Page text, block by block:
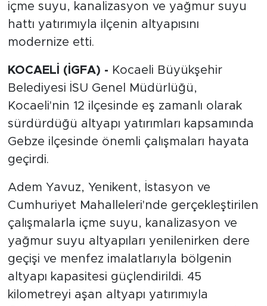
içme suyu, kanalizasyon ve yağmur suyu
hattı yatırımıyla ilçenin altyapısını
modernize etti.
KOCAELİ (İGFA) - Kocaeli Büyükşehir
Belediyesi İSU Genel Müdürlüğü,
Kocaeli'nin 12 ilçesinde eş zamanlı olarak
sürdürdüğü altyapı yatırımları kapsamında
Gebze ilçesinde önemli çalışmaları hayata
geçirdi.
Adem Yavuz, Yenikent, İstasyon ve
Cumhuriyet Mahalleleri'nde gerçekleştirilen
çalışmalarla içme suyu, kanalizasyon ve
yağmur suyu altyapıları yenilenirken dere
geçişi ve menfez imalatlarıyla bölgenin
altyapı kapasitesi güçlendirildi. 45
kilometreyi aşan altyapı yatırımıyla